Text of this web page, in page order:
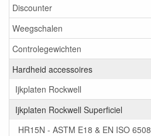
Discounter
Weegschalen
Controlegewichten
Hardheid accessoires
Ijkplaten Rockwell
Ijkplaten Rockwell Superficiel
HR15N - ASTM E18 & EN ISO 6508